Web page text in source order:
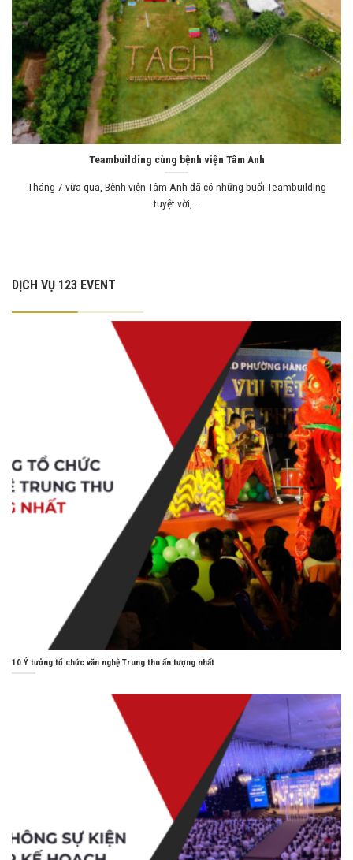
Teambuilding cùng bệnh viện Tâm Anh
Tháng 7 vừa qua, Bệnh viện Tâm Anh đã có những buổi Teambuilding
tuyệt vời,...
DỊCH VỤ 123 EVENT
10 Ý tưởng tổ chức văn nghệ Trung thu ấn tượng nhất